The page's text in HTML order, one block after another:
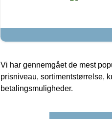
Vi har gennemgået de mest
prisniveau, sortimentstørrelse,
betalingsmuligheder.